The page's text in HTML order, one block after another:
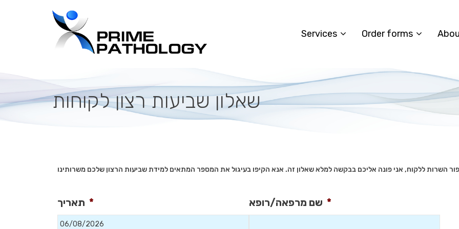
Services Order forms
שאלון שביעות רצון לקוחות
תאריך * שם מרפאה/רופא *